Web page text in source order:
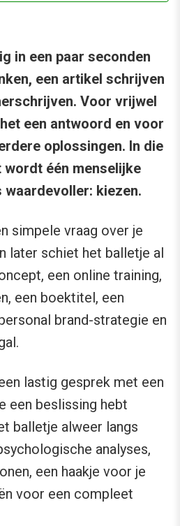
in een paar seconden
een artikel schrijven
Voor vrijwel
een antwoord en voor
oplossingen. In die
één menselijke
kiezen.
simpele vraag over je
later schiet het balletje al
een online training,
een boektitel, een
brand-strategie en
lastig gesprek met een
een beslissing hebt
balletje alweer langs
analyses,
een haakje voor je
voor een compleet